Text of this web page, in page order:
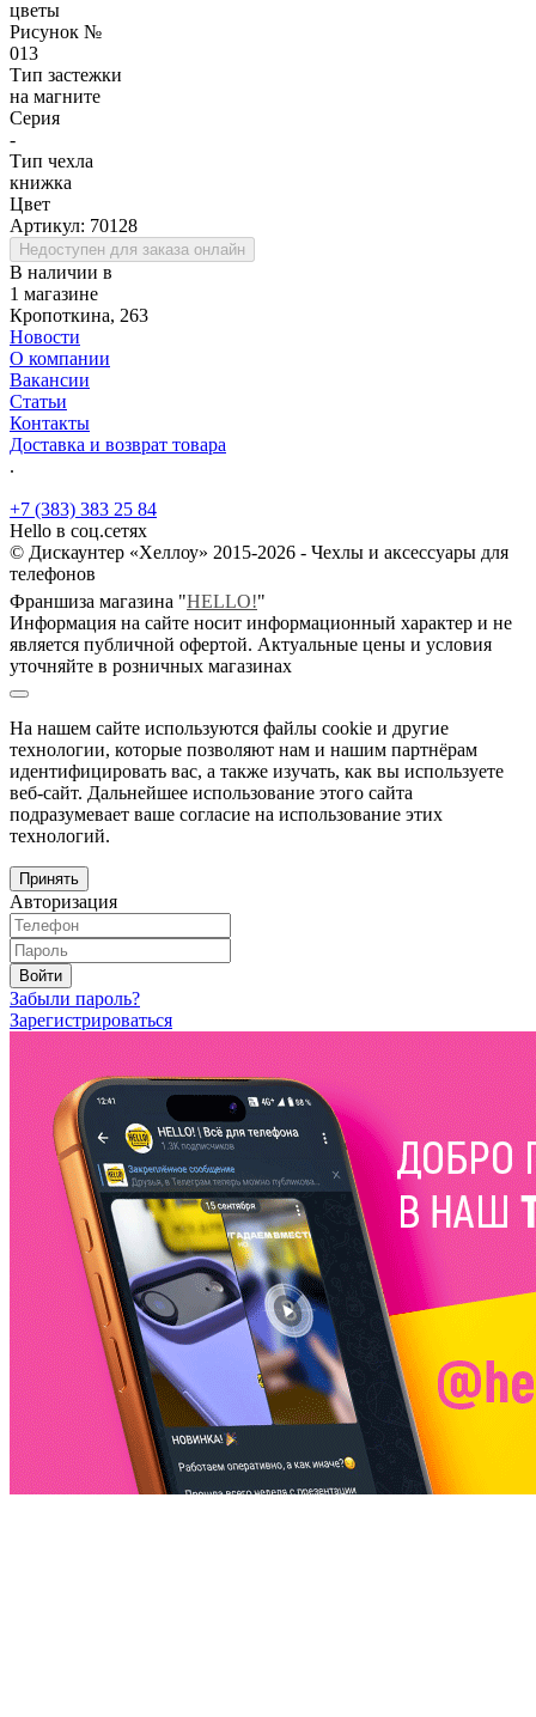
цветы
Рисунок №
013
Тип застежки
на магните
Серия
-
Тип чехла
книжка
Цвет
Артикул: 70128
Недоступен для заказа онлайн
В наличии в
1 магазине
Кропоткина, 263
Новости
О компании
Вакансии
Статьи
Контакты
Доставка и возврат товара
.
+7 (383) 383 25 84
Hello в соц.сетях
© Дискаунтер «Хеллоу» 2015-2026 - Чехлы и аксессуары для
телефонов
Франшиза магазина "HELLO!"
Информация на сайте носит информационный характер и не
является публичной офертой. Актуальные цены и условия
уточняйте в розничных магазинах
На нашем сайте используются файлы cookie и другие
технологии, которые позволяют нам и нашим партнёрам
идентифицировать вас, а также изучать, как вы используете
веб-сайт. Дальнейшее использование этого сайта
подразумевает ваше согласие на использование этих
технологий.
Принять
Авторизация
Войти
Забыли пароль?
Зарегистрироваться